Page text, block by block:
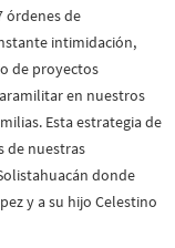
órdenes de
intimidación,
de proyectos
en nuestros
Esta estrategia de
de nuestras
donde
y a su hijo Celestino